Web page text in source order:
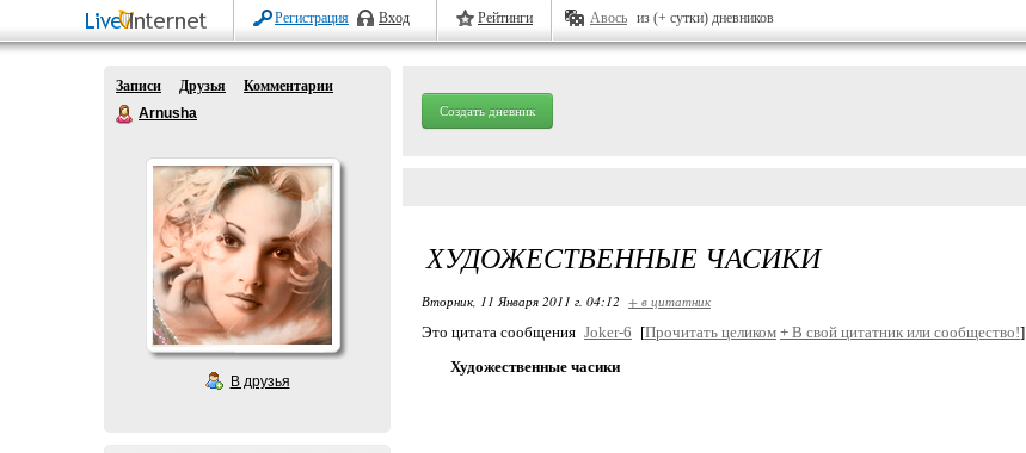
Регистрация Вход Рейтинги Авось из (+ сутки) дневников
Записи Друзья
Комментарии
Arnusha
В друзья
Создать дневник
ХУДОЖЕСТВЕННЫЕ ЧАСИКИ
Вторник, 11 Января 2011 г. 04:12 + в цитатник
Это цитата сообщения Joker-6 [Прочитать целиком + В свой цитатник или сообщество!]
Художественные часики